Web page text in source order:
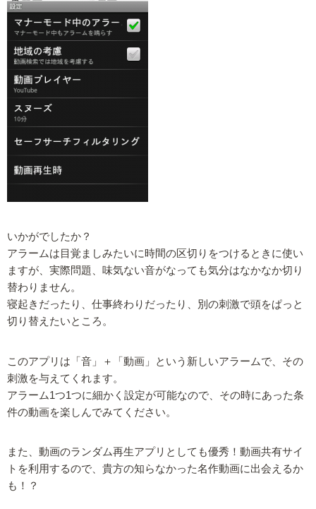
いかがでしたか？
アラームは目覚ましみたいに時間の区切りをつけるときに使い
ますが、実際問題、味気ない音がなっても気分はなかなか切り
替わりません。
寝起きだったり、仕事終わりだったり、別の刺激で頭をぱっと
切り替えたいところ。
このアプリは「音」＋「動画」という新しいアラームで、その
刺激を与えてくれます。
アラーム1つ1つに細かく設定が可能なので、その時にあった条
件の動画を楽しんでみてください。
また、動画のランダム再生アプリとしても優秀！動画共有サイ
トを利用するので、貴方の知らなかった名作動画に出会えるか
も！？